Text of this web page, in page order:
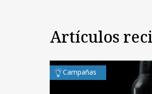
Artículos
Campañas